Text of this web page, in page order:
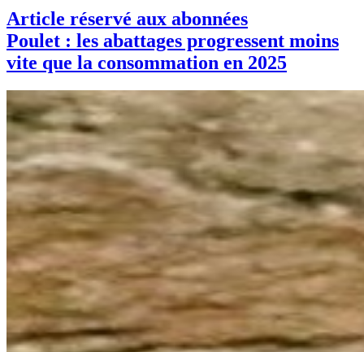
Article réservé aux abonnées
Poulet : les abattages progressent moins
vite que la consommation en 2025